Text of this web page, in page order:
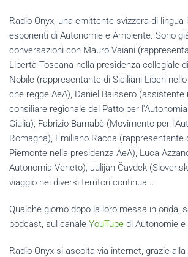
Radio Onyx, una emittente svizzera di lingua
esponenti di Autonomie e Ambiente. Sono
conversazioni con Mauro Vaiani
Libertà Toscana nella presidenza collegiale
Nobile (rappresentante di Siciliani Liberi
che regge AeA), Daniel Baissero (assistente
consiliare regionale del Patto per
Giulia); Fabrizio Barnabè (Movimento per
Romagna), Emiliano Racca (rappresentante
Piemonte nella presidenza AeA), Luca
Autonomia Veneto), Julijan Čavdek
viaggio nei diversi territori continua...
Qualche giorno dopo la loro messa in onda,
podcast, sul canale YouTube di Autonomie
Radio Onyx si ascolta via internet, grazie